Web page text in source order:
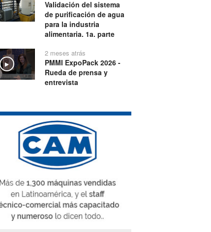
Validación del sistema
de purificación de agua
para la industria
alimentaria. 1a. parte
Play
2 meses atrás
PMMI ExpoPack 2026 -
Rueda de prensa y
entrevista